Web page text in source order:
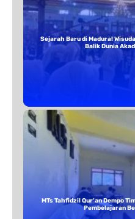
Sejarah Baru di Madura!
Balik Dunia
MTs Tahfidzil Qur’an Dempo
Pembelajaran